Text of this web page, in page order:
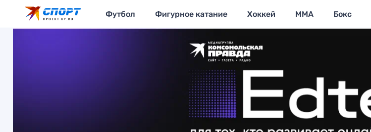
Футбол Фигурное катание Хоккей MMA Бокс